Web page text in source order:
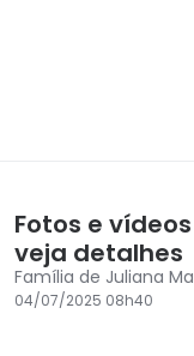
Fotos e
veja detalhes
Família de Juliana
04/07/2025 08h40